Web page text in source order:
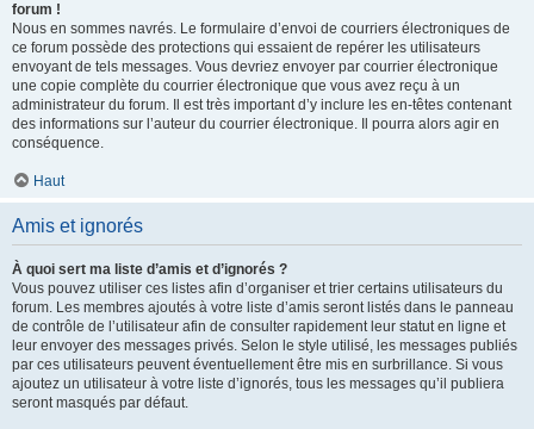
forum !
Nous en sommes navrés. Le formulaire d’envoi de courriers électroniques de
ce forum possède des protections qui essaient de repérer les utilisateurs
envoyant de tels messages. Vous devriez envoyer par courrier électronique
une copie complète du courrier électronique que vous avez reçu à un
administrateur du forum. Il est très important d’y inclure les en-têtes contenant
des informations sur l’auteur du courrier électronique. Il pourra alors agir en
conséquence.
Haut
Amis et ignorés
À quoi sert ma liste d’amis et d’ignorés ?
Vous pouvez utiliser ces listes afin d’organiser et trier certains utilisateurs du
forum. Les membres ajoutés à votre liste d’amis seront listés dans le panneau
de contrôle de l’utilisateur afin de consulter rapidement leur statut en ligne et
leur envoyer des messages privés. Selon le style utilisé, les messages publiés
par ces utilisateurs peuvent éventuellement être mis en surbrillance. Si vous
ajoutez un utilisateur à votre liste d’ignorés, tous les messages qu’il publiera
seront masqués par défaut.